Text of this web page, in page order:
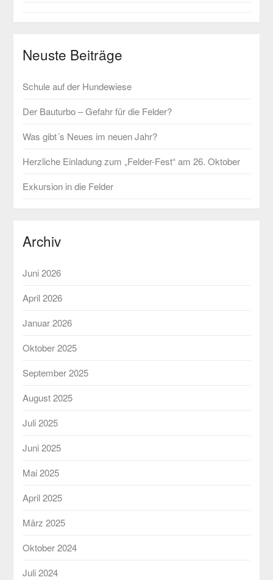
Neuste Beiträge
Schule auf der Hundewiese
Der Bauturbo – Gefahr für die Felder?
Was gibt´s Neues im neuen Jahr?
Herzliche Einladung zum „Felder-Fest“ am 26. Oktober
Exkursion in die Felder
Archiv
Juni 2026
April 2026
Januar 2026
Oktober 2025
September 2025
August 2025
Juli 2025
Juni 2025
Mai 2025
April 2025
März 2025
Oktober 2024
Juli 2024